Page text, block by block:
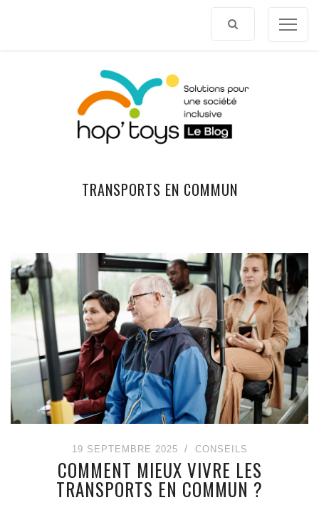
TRANSPORTS EN COMMUN
19 SEPTEMBRE 2025 CONSEILS
COMMENT MIEUX VIVRE LES
TRANSPORTS EN COMMUN ?